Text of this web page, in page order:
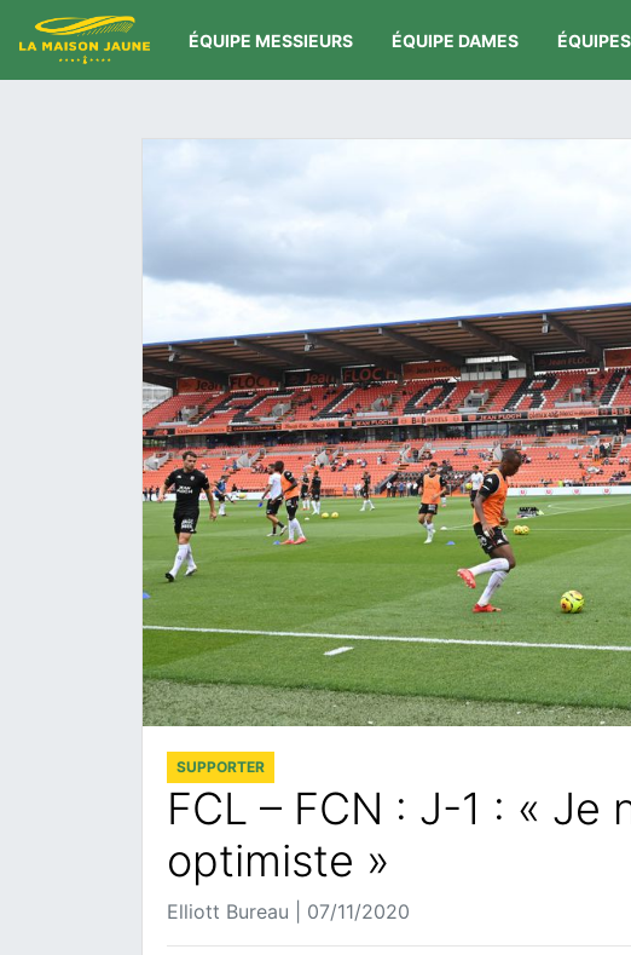
ÉQUIPE MESSIEURS ÉQUIPE DAMES
SUPPORTER
FCL – FCN : J-1 : « Je
optimiste »
Elliott Bureau | 07/11/2020